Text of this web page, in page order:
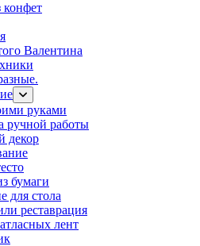
конфет
Валентина
руками
ручной работы
декор
бумаги
для стола
реставрация
лент